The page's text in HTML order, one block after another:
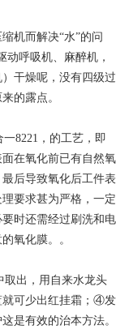
机而解决“水”的问
动呼吸机、麻醉机，
干燥呢，没有四级过
的露点。
8221，的工艺，即
在氧化前已有自然氧
后导致氧化后工件表
要求甚为严格，一定
时还需经过刷洗和电
氧化膜。。
取出，用自来水龙头
就可少出红挂霜；④发
是有效的治本方法。